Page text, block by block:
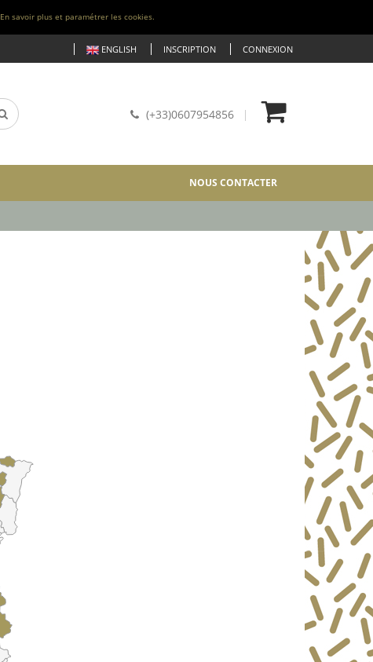
En savoir plus et paramétrer les cookies.
ENGLISH INSCRIPTION CONNEXION
(+33)0607954856
NOUS CONTACTER